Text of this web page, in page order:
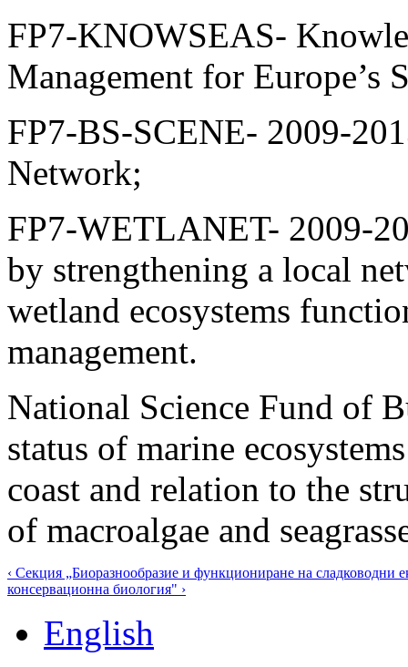
FP7-KNOWSEAS-
Management for Europe’s
FP7-BS-SCENE- 2009-
Network;
FP7-WETLANET- 2009-
by strengthening a local
wetland ecosystems
management.
National Science Fund of
status of marine
coast and relation to the
of macroalgae and
‹ Секция „Биоразнообразие и функциониране на сладководни
консервационна биология" ›
English